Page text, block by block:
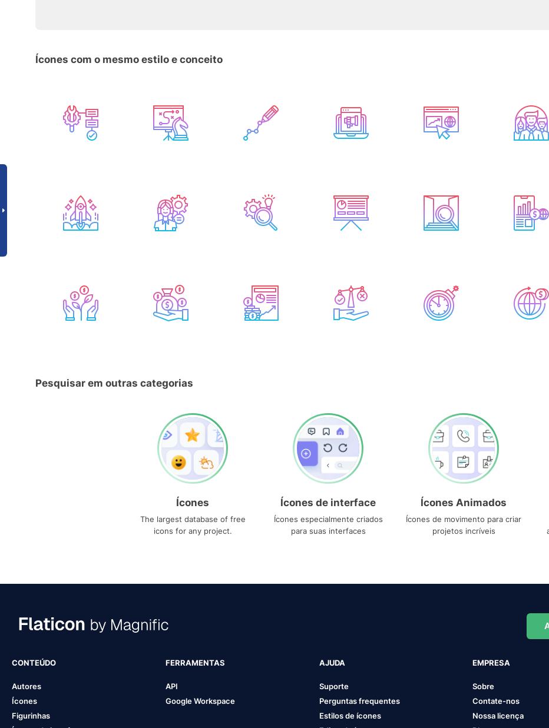
Ícones com o mesmo estilo e conceito
Pesquisar em outras categorias
Ícones
The largest database of free
icons for any project.
Ícones de interface
Ícones especialmente criados
para suas interfaces
Ícones Animados
Ícones de movimento para criar
projetos incríveis
CONTEÚDO
Autores
Ícones
Figurinhas
FERRAMENTAS
API
Google Workspace
AJUDA
Suporte
Perguntas frequentes
Estilos de ícones
EMPRESA
Sobre
Contate-nos
Nossa licença